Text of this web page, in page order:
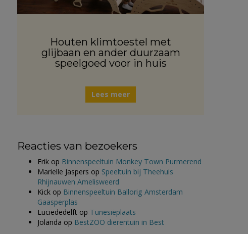
Houten klimtoestel met
glijbaan en ander duurzaam
speelgoed voor in huis
Lees meer
Reacties van bezoekers
Erik op Binnenspeeltuin Monkey Town Purmerend
Marielle Jaspers op Speeltuin bij Theehuis
Rhijnauwen Amelisweerd
Kick op Binnenspeeltuin Ballorig Amsterdam
Gaasperplas
Luciededelft op Tunesiëplaats
Jolanda op BestZOO dierentuin in Best